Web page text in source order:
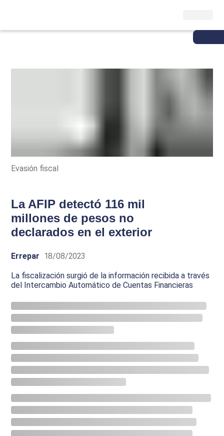
Evasión fiscal
La AFIP detectó 116 mil
millones de pesos no
declarados en el exterior
Errepar 18/08/2023
La fiscalización surgió de la información recibida a través
del Intercambio Automático de Cuentas Financieras